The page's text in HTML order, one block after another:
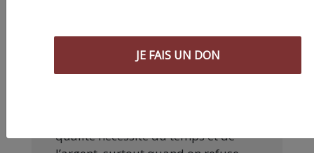
Nos articles sont gratuits car nous
pensons que la presse
qualité nécessite du temps et de
JE FAIS UN DON